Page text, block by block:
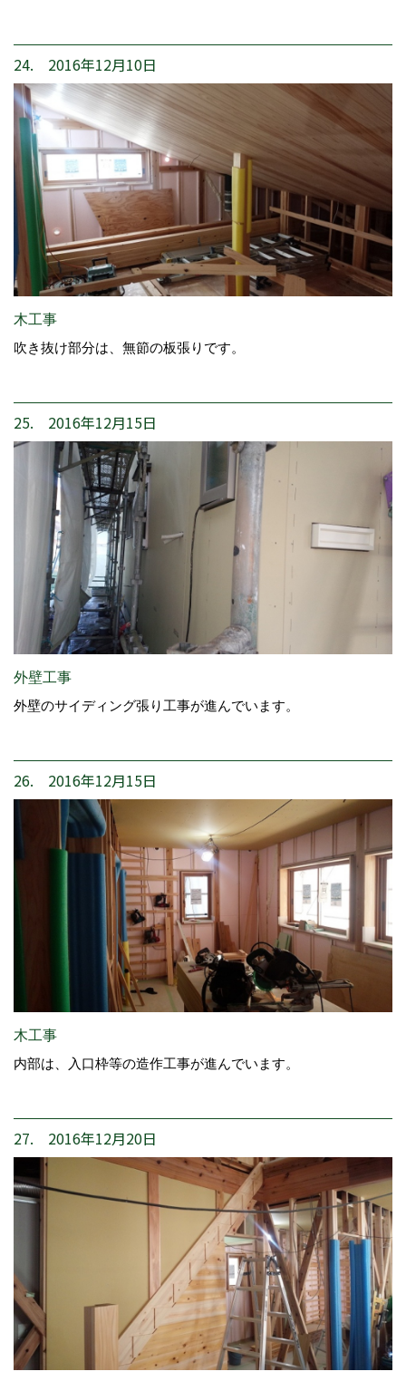
24. 2016年12月10日
木工事
吹き抜け部分は、無節の板張りです。
25. 2016年12月15日
外壁工事
外壁のサイディング張り工事が進んでいます。
26. 2016年12月15日
木工事
内部は、入口枠等の造作工事が進んでいます。
27. 2016年12月20日